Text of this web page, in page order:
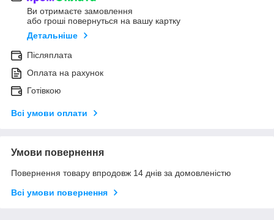
Ви отримаєте замовлення
або гроші повернуться на вашу картку
Детальніше
Післяплата
Оплата на рахунок
Готівкою
Всі умови оплати
Умови повернення
Повернення товару впродовж 14 днів за домовленістю
Всі умови повернення